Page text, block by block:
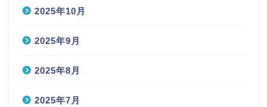
2025年10月
2025年9月
2025年8月
2025年7月